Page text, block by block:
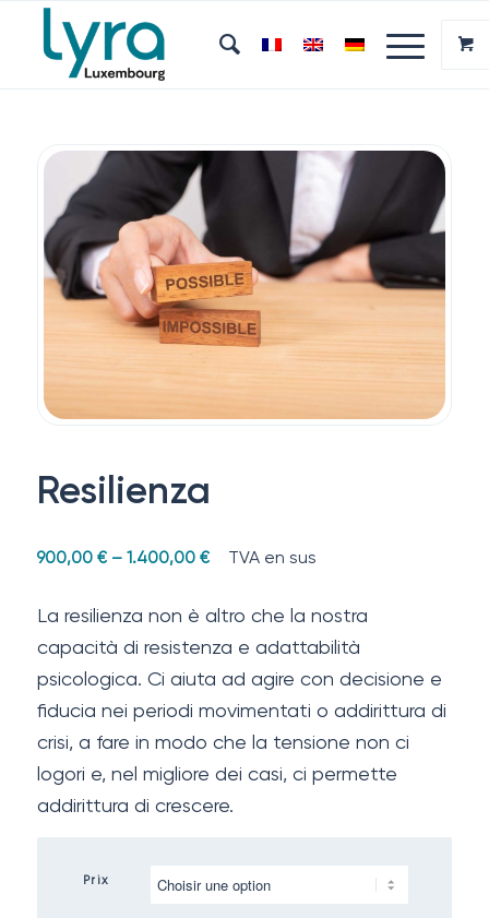
Resilienza
900,00 €– 1.400,00 € TVA en sus
La resilienza non è altro che la nostra
capacità di resistenza e adattabilità
psicologica. Ci aiuta ad agire con decisione e
fiducia nei periodi movimentati o addirittura di
crisi, a fare in modo che la tensione non ci
logori e, nel migliore dei casi, ci permette
addirittura di crescere.
Prix